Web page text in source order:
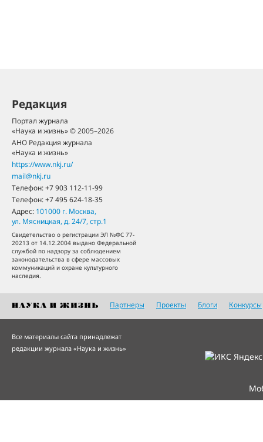
Редакция
Портал журнала
«Наука и жизнь» © 2005–2026
АНО Редакция журнала
«Наука и жизнь»
https://www.nkj.ru/
mail@nkj.ru
Телефон:+7 903 112-11-99
Телефон:+7 495 624-18-35
Адрес: 101000 г. Москва,
ул. Мясницкая, д. 24/7, стр.1
Свидетельство о регистрации ЭЛ №ФС 77-
20213 от 14.12.2004 выдано Федеральной
службой по надзору за соблюдением
законодательства в сфере массовых
коммуникаций и охране культурного
наследия.
Партнеры Проекты Блоги Конкурсы
Все материалы сайта принадлежат
редакции журнала «Наука и жизнь»